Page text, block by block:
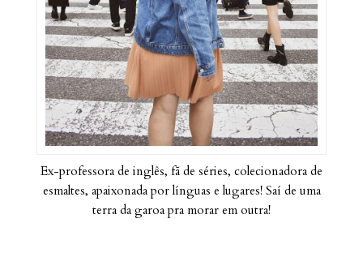
Ex-professora de inglês, fã de séries, colecionadora de
esmaltes, apaixonada por línguas e lugares! Saí de uma
terra da garoa pra morar em outra!